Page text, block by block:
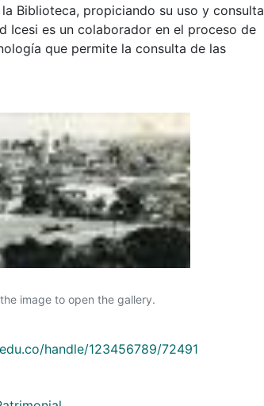
Biblioteca, propiciando su uso y consulta
Icesi es un colaborador en el proceso de
que permite la consulta de las
image to open the gallery.
handle/123456789/72491